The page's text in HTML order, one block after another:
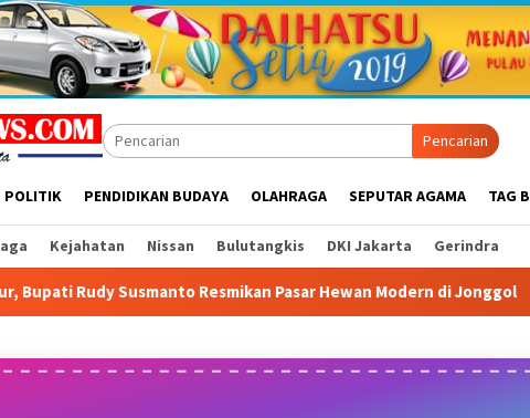
Pencarian
POLITIK PENDIDIKAN BUDAYA OLAHRAGA SEPUTAR AGAMA TAG
Kejahatan Nissan Bulutangkis DKI Jakarta Gerindra
Pasar Hewan Modern di Jonggol Geger Bunker